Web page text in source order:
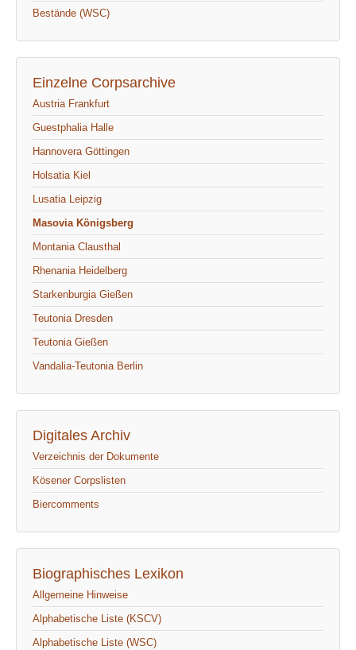
Bestände (WSC)
Einzelne Corpsarchive
Austria Frankfurt
Guestphalia Halle
Hannovera Göttingen
Holsatia Kiel
Lusatia Leipzig
Masovia Königsberg
Montania Clausthal
Rhenania Heidelberg
Starkenburgia Gießen
Teutonia Dresden
Teutonia Gießen
Vandalia-Teutonia Berlin
Digitales Archiv
Verzeichnis der Dokumente
Kösener Corpslisten
Biercomments
Biographisches Lexikon
Allgemeine Hinweise
Alphabetische Liste (KSCV)
Alphabetische Liste (WSC)